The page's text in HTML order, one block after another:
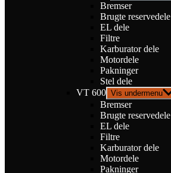
Bremser
Brugte reservedele
EL dele
Filtre
Karburator dele
Motordele
Pakninger
Stel dele
VT 600 Vis undermenu
Bremser
Brugte reservedele
EL dele
Filtre
Karburator dele
Motordele
Pakninger